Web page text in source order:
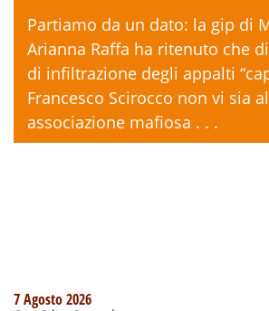
Partiamo da un dato: la gip di
Arianna Raffa ha ritenuto che
di infiltrazione degli appalti
Francesco Scirocco non vi sia
associazione mafiosa . . .
7 Agosto 2026